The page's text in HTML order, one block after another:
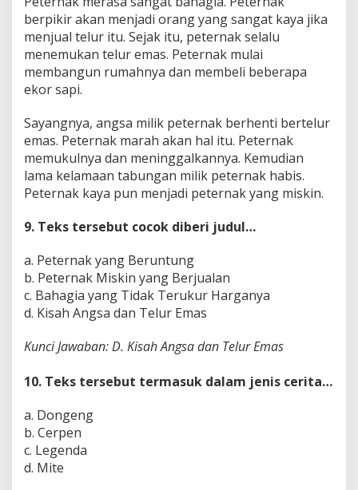
berpikir akan menjadi orang yang sangat kaya jika
menjual telur itu. Sejak itu, peternak selalu
menemukan telur emas. Peternak mulai
membangun rumahnya dan membeli beberapa
ekor sapi.
Sayangnya, angsa milik peternak berhenti bertelur
emas. Peternak marah akan hal itu. Peternak
memukulnya dan meninggalkannya. Kemudian
lama kelamaan tabungan milik peternak habis.
Peternak kaya pun menjadi peternak yang miskin.
9. Teks tersebut cocok diberi judul…
a. Peternak yang Beruntung
b. Peternak Miskin yang Berjualan
c. Bahagia yang Tidak Terukur Harganya
d. Kisah Angsa dan Telur Emas
Kunci Jawaban: D. Kisah Angsa dan Telur Emas
10. Teks tersebut termasuk dalam jenis cerita…
a. Dongeng
b. Cerpen
c. Legenda
d. Mite